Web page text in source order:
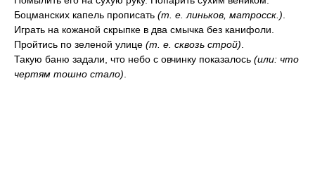
Боцманских капель прописать (т. е. линьков, матросск.)
Играть на кожаной скрыпке в два смычка без канифоли.
Пройтись по зеленой улице (т. е. сквозь строй)
Такую баню задали, что небо с овчинку показалось (или: что
чертям тошно стало)